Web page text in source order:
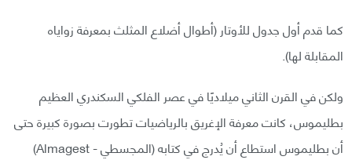
كما قدم أول جدول للأوتار (أطوال أضلاع المثلث بمعرفة زواياه
المقابلة لها).
ولكن في القرن الثاني ميلاديًا في عصر الفلكي السكندري العظيم
بطليموس، كانت معرفة الإغريق بالرياضيات تطورت بصورة كبيرة حتى
أن بطليموس استطاع أن يُدرج في كتابه (المجسطي - Almagest)